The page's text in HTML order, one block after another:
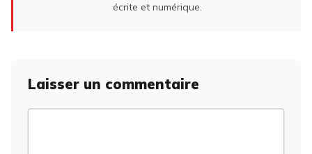
écrite et numérique.
Laisser un commentaire